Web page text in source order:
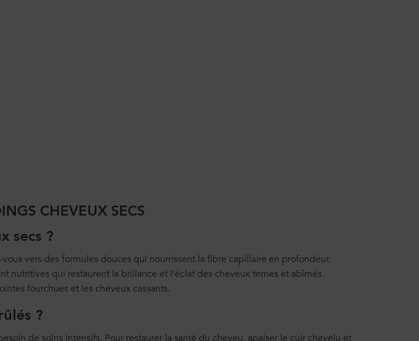
CHEVEUX SECS
secs ?
vous vers des formules douces qui nourrissent la fibre capillaire en profondeur.
nutritives qui restaurent la brillance et l’éclat des cheveux ternes et abîmés.
fourchues et les cheveux cassants.
?
de soins intensifs. Pour restaurer la santé du cheveu, apaiser le cuir chevelu et